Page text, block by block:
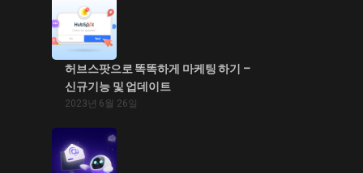
허브스팟으로 똑똑하게 마케팅 하기 –
신규기능 및 업데이트
2023년 6월 26일